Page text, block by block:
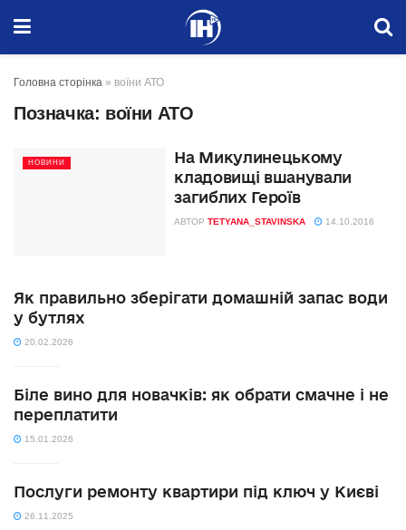
Головна сторінка » воїни АТО
Позначка: воїни АТО
НОВИНИ
На Микулинецькому
кладовищі вшанували
загиблих Героїв
АВТОР TETYANA_STAVINSKA 14.10.2016
Як правильно зберігати домашній запас води
у бутлях
20.02.2026
Біле вино для новачків: як обрати смачне і не
переплатити
15.01.2026
Послуги ремонту квартири під ключ у Києві
26.11.2025